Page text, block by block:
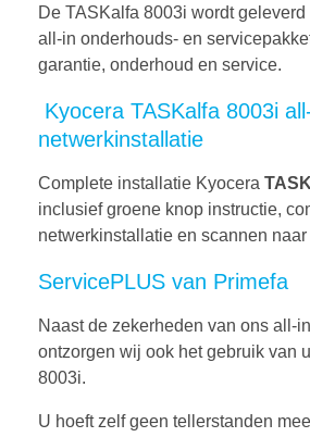
De TASKalfa 8003i wordt
all-in onderhouds- en
garantie, onderhoud en service.
Kyocera TASKalfa 8003i
netwerkinstallatie
Complete installatie Kyocera
inclusief groene knop instructie,
netwerkinstallatie en scannen
ServicePLUS van Primefa
Naast de zekerheden van ons all-
ontzorgen wij ook het gebruik van
8003i.
U hoeft zelf geen tellerstanden